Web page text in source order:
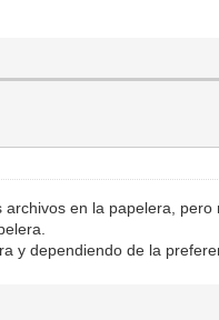
en la papelera,
y dependiendo de la